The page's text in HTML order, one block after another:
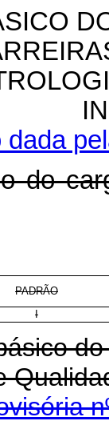
do
PADRÃO
I
e